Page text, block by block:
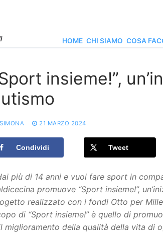
HOME CHI SIAMO COSA
insieme!”,
SIMONA 21 MARZO 2024
Condividi Tweet
più di 14 anni e vuoi fare sport in
promuove “Sport insieme!”,
realizzato con i fondi Otto per
di “Sport insieme!” è quello di
miglioramento della qualità della vita di